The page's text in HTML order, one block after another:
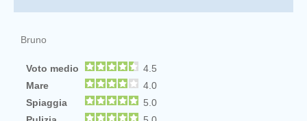
Bruno
Voto medio
4.5
Mare
4.0
Spiaggia
5.0